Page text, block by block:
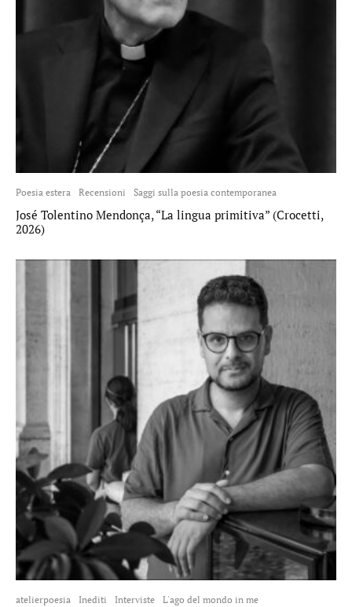
Poesia estera Recensioni Saggi sulla poesia contemporanea
José Tolentino Mendonça, “La lingua primitiva” (Crocetti,
2026)
atelierpoesia Inediti Interviste L'ago del mondo in me